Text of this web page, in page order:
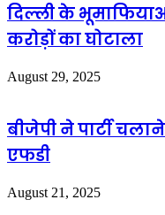
दिल्ली के
करोड़ों का घोटाला
August 29, 2025
बीजेपी ने पार्टी
एफडी
August 21, 2025